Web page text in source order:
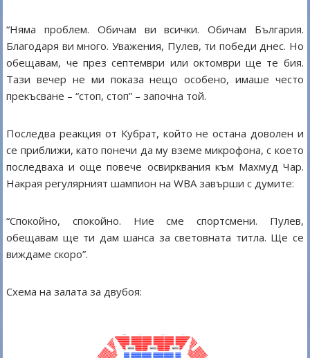
“Няма проблем. Обичам ви всички. Обичам България.
Благодаря ви много. Уважения, Пулев, ти победи днес. Но
обещавам, че през септември или октомври ще те бия.
Тази вечер не ми показа нещо особено, имаше често
прекъсване – “стоп, стоп” – започна той.
Последва реакция от Кубрат, който не остана доволен и
се приближи, като понечи да му вземе микрофона, с което
последваха и още повече освирквания към Махмуд Чар.
Накрая регулярният шампион на WBA завърши с думите:
“Спокойно, спокойно. Ние сме спортсмени. Пулев,
обещавам ще ти дам шанса за световната титла. Ще се
виждаме скоро”.
Схема на залата за двубоя: